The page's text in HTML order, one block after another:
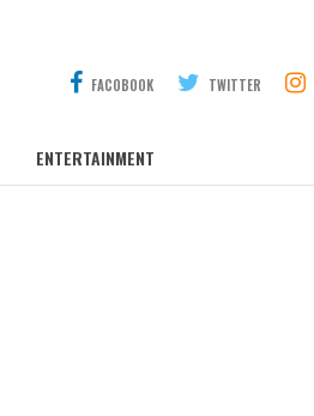
FACOBOOK TWITTER
ENTERTAINMENT